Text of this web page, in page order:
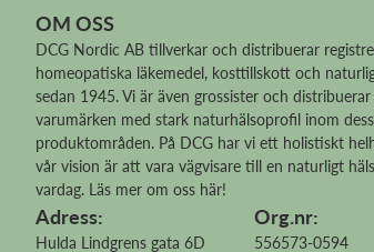
OM OSS
DCG Nordic AB tillverkar och distribuerar
homeopatiska läkemedel, kosttillskott och
sedan 1945. Vi är även grossister och
varumärken med stark naturhälsoprofil inom
produktområden. På DCG har vi ett holistiskt
vår vision är att vara vägvisare till en naturligt
vardag. Läs mer om oss här!
Adress:
Hulda Lindgrens gata 6D
Org.nr:
556573-0594